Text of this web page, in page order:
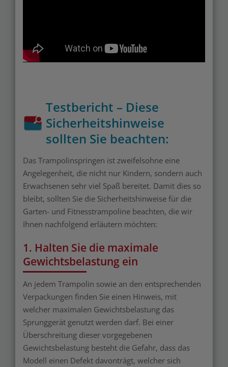
Testbericht – Diese
Sicherheitshinweise
sollten Sie beachten:
Das Trampolinspringen ist zweifelsohne eine
Angelegenheit, die nicht nur Kindern, sondern auch
Erwachsenen sehr viel Spaß bereitet. Damit dies so
bleibt, sollten Sie die Sicherheitshinweise für die
Garten- und Fitnesstrampoline beachten, die wir
Ihnen nachfolgend erläutern möchten:
1. Halten Sie die maximale
Gewichtsbelastung ein
An jedem Trampolin sowie an den entsprechenden
Verpackungen finden Sie einen Hinweis, mit
welcher maximalen Gewichtsbelastung das
Sprunggerät genutzt werden darf. Bei einer
Überschreitung dieser vorgegebenen
Gewichtsbelastung besteht die Gefahr, dass das
Modell einen Defekt davonträgt, welcher sich